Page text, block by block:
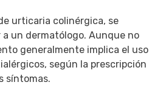
urticaria colinérgica, se
un dermatólogo. Aunque no
generalmente implica el uso
según la prescripción
síntomas.